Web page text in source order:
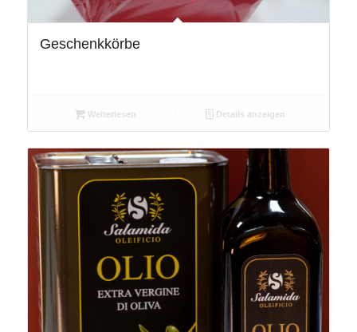
Geschenkkörbe
Weiterlesen Details anzeigen